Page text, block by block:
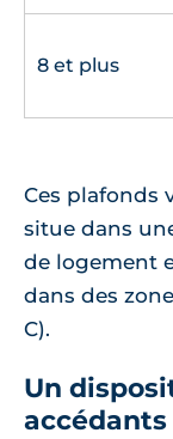
8 et plus
Ces plafonds
situe dans
de logement
dans des
C).
Un
accédants